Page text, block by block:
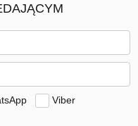
Viber